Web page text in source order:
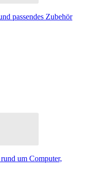
passendes Zubehör
um Computer,